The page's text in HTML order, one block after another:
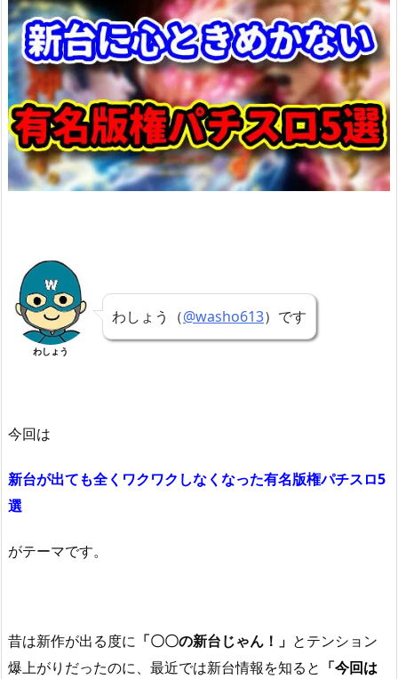
わしょう
わしょう（@washo613）です
今回は
新台が出ても全くワクワクしなくなった有名版権パチスロ5
選
がテーマです。
昔は新作が出る度に 「〇〇の新台じゃん！」 とテンション
爆上がりだったのに、最近では新台情報を知ると 「今回は